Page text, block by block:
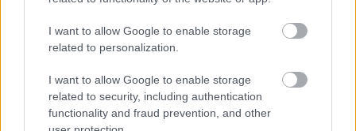
I want to allow Google to enable storage
related to personalization.
I want to allow Google to enable storage
related to security, including authentication
functionality and fraud prevention, and other
A várakozások szerint a csapat elsősorban a
felesleges kilogrammokat próbálja lefaragni
Verstappen és Isack Hadjar autójáról. Ez
egybeesik Pierre Waché korábbi szavaival is, a